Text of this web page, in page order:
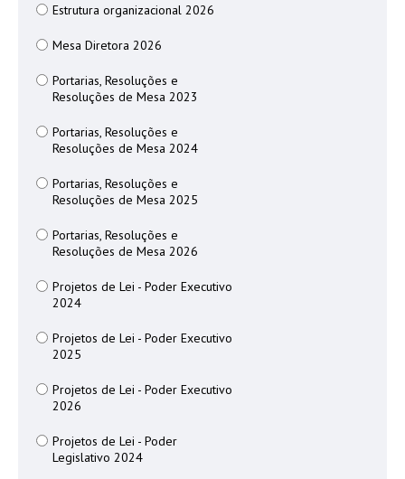
Estrutura organizacional 2026
Mesa Diretora 2026
Portarias, Resoluções e
Resoluções de Mesa 2023
Portarias, Resoluções e
Resoluções de Mesa 2024
Portarias, Resoluções e
Resoluções de Mesa 2025
Portarias, Resoluções e
Resoluções de Mesa 2026
Projetos de Lei - Poder Executivo
2024
Projetos de Lei - Poder Executivo
2025
Projetos de Lei - Poder Executivo
2026
Projetos de Lei - Poder
Legislativo 2024